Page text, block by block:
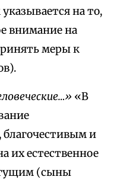
на то,
внимание на
меры к
«В
и
их естественное
(сыны